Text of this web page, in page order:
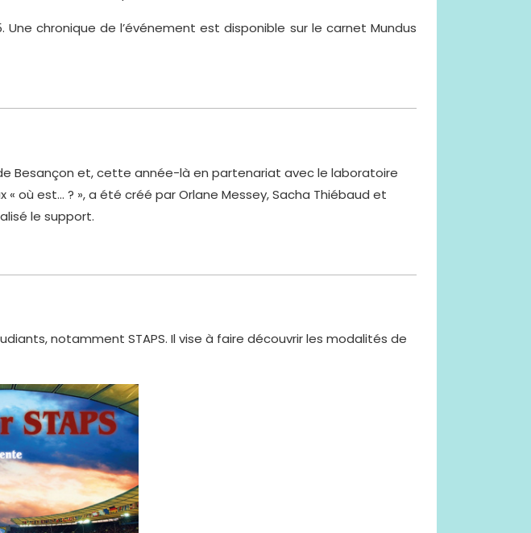
chronique de l’événement est disponible sur le carnet Mundus
Besançon et, cette année-là en partenariat avec le laboratoire
où est… ? », a été créé par Orlane Messey, Sacha Thiébaud et
le support.
notamment STAPS. Il vise à faire découvrir les modalités de